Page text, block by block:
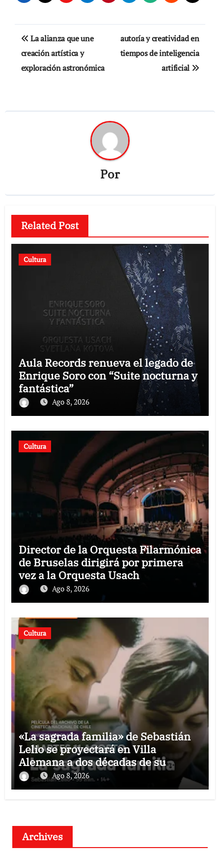
Navegación
de
entradas
La alianza que une
creación artística y
exploración astronómica
autoría y creatividad en
tiempos de inteligencia
artificial
Por
Related Post
Cultura
Aula Records renueva el legado de
Enrique Soro con “Suite nocturna y
fantástica”
Ago 8, 2026
Cultura
Director de la Orquesta Filarmónica
de Bruselas dirigirá por primera
vez a la Orquesta Usach
Ago 8, 2026
Cultura
«La sagrada familia» de Sebastián
Lelio se proyectará en Villa
Alemana a dos décadas de su
estrenoAgo 8, 2026
Archives